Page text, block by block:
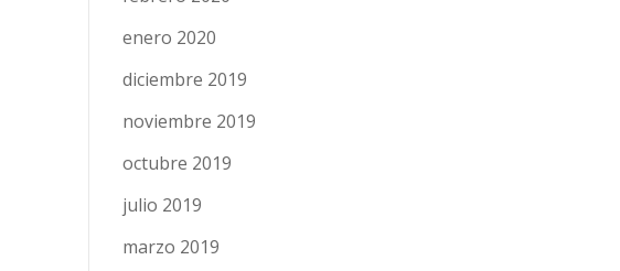
enero 2020
diciembre 2019
noviembre 2019
octubre 2019
julio 2019
marzo 2019